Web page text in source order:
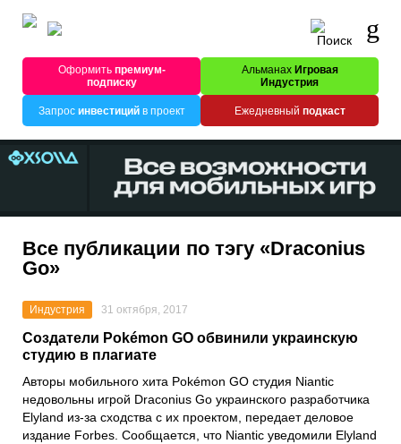
Оформитьпремиум-
подписку
Альманах Игровая
Индустрия
Запрос инвестицийв проект Ежедневный подкаст
Все публикации по тэгу «Draconius
Go»
Индустрия 31 октября, 2017
Создатели Pokémon GO обвинили украинскую
студию в плагиате
Авторы мобильного хита Pokémon GO студия Niantic
недовольны игрой Draconius Go украинского разработчика
Elyland из-за сходства с их проектом, передает деловое
издание Forbes. Сообщается, что Niantic уведомили Elyland